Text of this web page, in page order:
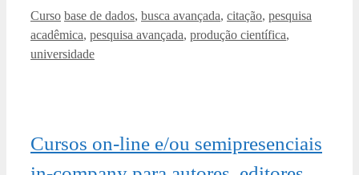
Categorias
Curso Tags
base de dados, busca avançada, citação, pesquisa
acadêmica, pesquisa avançada, produção científica,
universidade
Cursos on-line e/ou semipresenciais